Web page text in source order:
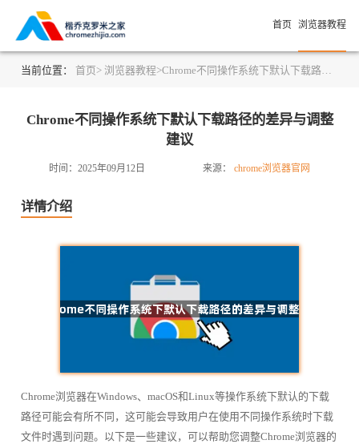
首页 浏览器教程
当前位置： 首页> 浏览器教程>Chrome不同操作系统下默认下载路径的差异与调整建议
Chrome不同操作系统下默认下载路径的差异与调整
建议
时间：2025年09月12日 来源： chrome浏览器官网
详情介绍
Chrome浏览器在Windows、macOS和Linux等操作系统下默认的下载
路径可能会有所不同，这可能会导致用户在使用不同操作系统时下载
文件时遇到问题。以下是一些建议，可以帮助您调整Chrome浏览器的